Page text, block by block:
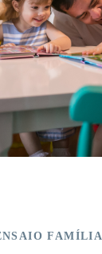
FAMÍLIA